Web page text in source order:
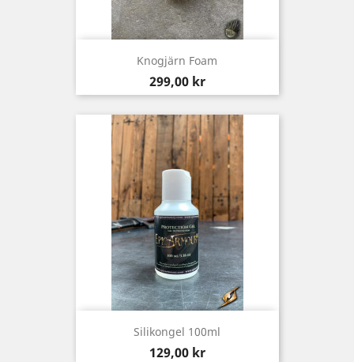
Knogjärn Foam
Pris
299,00 kr
Silikongel 100ml
Pris
129,00 kr